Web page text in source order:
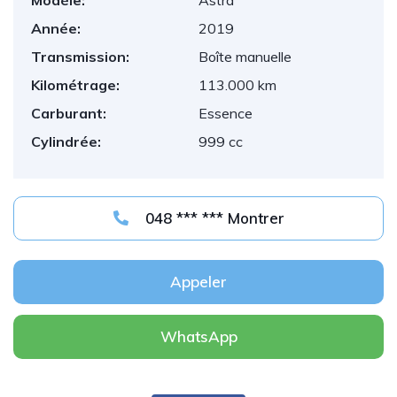
Année:
2019
Transmission:
Boîte manuelle
Kilométrage:
113.000 km
Carburant:
Essence
Cylindrée:
999 cc
048 *** *** Montrer
Appeler
WhatsApp